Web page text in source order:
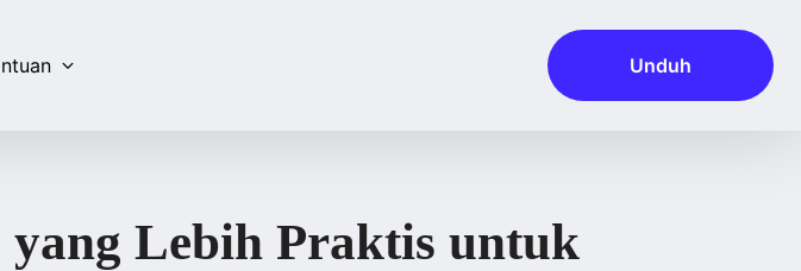
Unduh
Lebih Praktis untuk